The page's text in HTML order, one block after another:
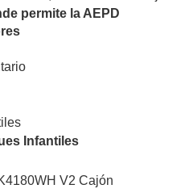
permite la AEPD
Infantiles